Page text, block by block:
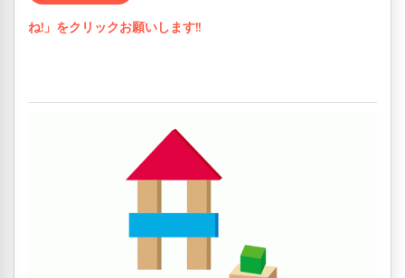
ね!」をクリックお願いします!!